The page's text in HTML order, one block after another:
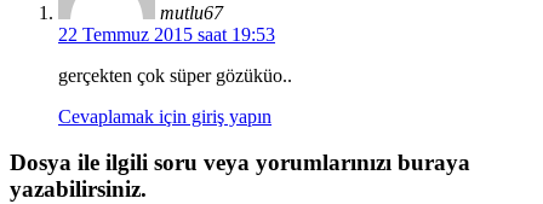
mutlu67
22 Temmuz 2015 saat 19:53
gerçekten çok süper gözüküo..
Cevaplamak için giriş yapın
Dosya ile ilgili soru veya yorumlarınızı buraya
yazabilirsiniz.